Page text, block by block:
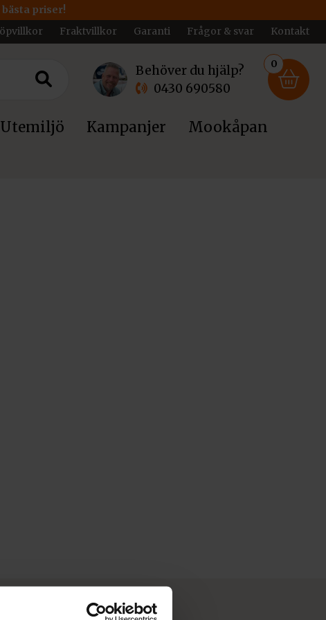
priser!
Fraktvillkor Garanti Frågor & svar Kontakt
Behöver du hjälp?
0430 690580
0
Utemiljö Kampanjer
Mookåpan